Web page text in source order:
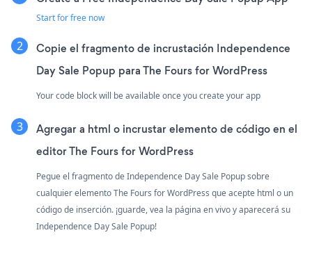
Start for free now
Copie el fragmento de incrustación Independence
Day Sale Popup para The Fours for WordPress
Your code block will be available once you create your app
Agregar a html o incrustar elemento de código en el
editor The Fours for WordPress
Pegue el fragmento de Independence Day Sale Popup sobre
cualquier elemento The Fours for WordPress que acepte html o un
código de inserción. ¡guarde, vea la página en vivo y aparecerá su
Independence Day Sale Popup!